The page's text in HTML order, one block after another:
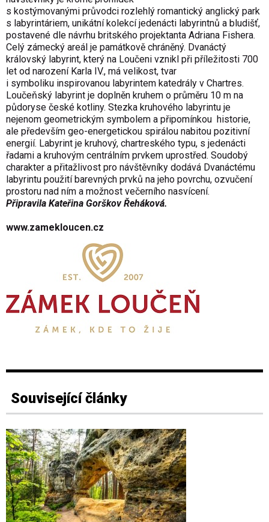
s kostýmovanými průvodci rozlehlý romantický anglický park
s labyrintáriem, unikátní kolekcí jedenácti labyrintnů a bludišť,
postavené dle návrhu britského projektanta Adriana Fishera.
Celý zámecký areál je památkově chráněný. Dvanáctý
královský labyrint, který na Loučeni vznikl při příležitosti 700
let od narození Karla IV., má velikost, tvar
i symboliku inspirovanou labyrintem katedrály v Chartres.
Loučeňský labyrint je doplněn kruhem o průměru 10 m na
půdoryse české kotliny. Stezka kruhového labyrintu je
nejenom geometrickým symbolem a připomínkou historie,
ale především geo-energetickou spirálou nabitou pozitivní
energií. Labyrint je kruhový, chartreského typu, s jedenácti
řadami a kruhovým centrálním prvkem uprostřed. Soudobý
charakter a přitažlivost pro návštěvníky dodává Dvanáctému
labyrintu použití barevných prvků na jeho povrchu, ozvučení
prostoru nad ním a možnost večerního nasvícení.
Připravila Kateřina Gorškov Řeháková.
www.zamekloucen.cz
Související články